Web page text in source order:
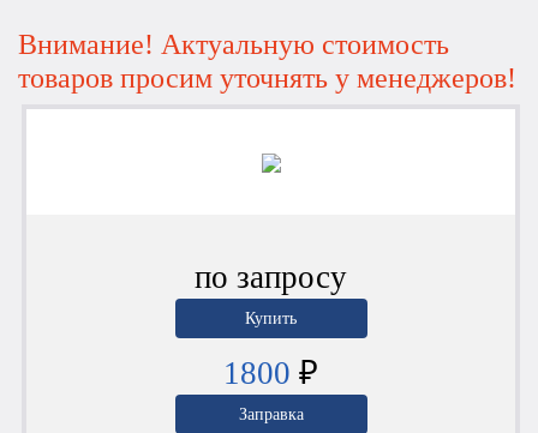
Внимание! Актуальную стоимость
товаров просим уточнять у менеджеров!
по запросу
Купить
1800 ₽
Заправка